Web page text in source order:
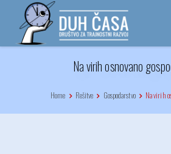
content
Na virih osnovano
Home Rešitve Gospodarstvo Na virih